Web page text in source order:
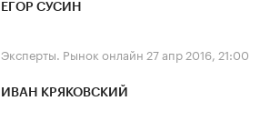
ЕГОР СУСИН
Эксперты. Рынок онлайн 27 апр 2016, 21:00
ИВАН КРЯКОВСКИЙ